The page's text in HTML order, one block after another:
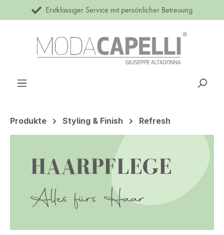
Zum Hauptinhalt springen
Erstklassiger Service mit persönlicher Betreuung
Produkte Styling & Finish Refresh
HAARPFLEGE
Alles fürs Haar